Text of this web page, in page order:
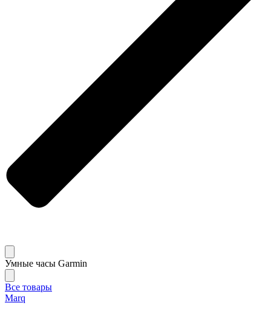
Умные часы Garmin
Все товары
Marq